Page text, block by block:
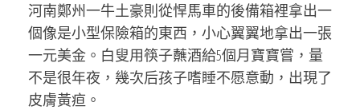
河南鄭州一牛土豪則從悍馬車的後備箱裡拿出一
個像是小型保險箱的東西，小心翼翼地拿出一張
一元美金。白叟用筷子蘸酒給5個月寶寶嘗，量
不是很年夜，幾次后孩子嗜睡不愿意動，出現了
皮膚黃疸。